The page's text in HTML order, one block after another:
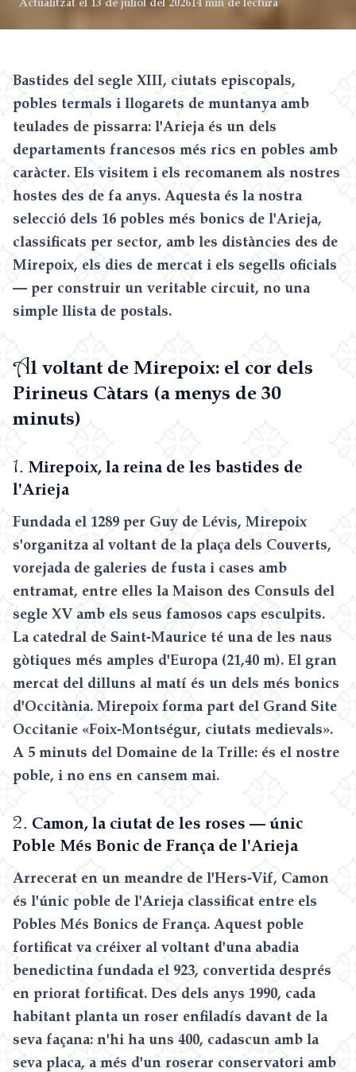
Bastides del segle XIII, ciutats episcopals,
pobles termals i llogarets de muntanya amb
teulades de pissarra: l'Arieja és un dels
departaments francesos més rics en pobles amb
caràcter. Els visitem i els recomanem als nostres
hostes des de fa anys. Aquesta és la nostra
selecció dels 16 pobles més bonics de l'Arieja,
classificats per sector, amb les distàncies des de
Mirepoix, els dies de mercat i els segells oficials
— per construir un veritable circuit, no una
simple llista de postals.
Al voltant de Mirepoix: el cor dels
Pirineus Càtars (a menys de 30
minuts)
1. Mirepoix, la reina de les bastides de
l'Arieja
Fundada el 1289 per Guy de Lévis, Mirepoix
s'organitza al voltant de la plaça dels Couverts,
vorejada de galeries de fusta i cases amb
entramat, entre elles la Maison des Consuls del
segle XV amb els seus famosos caps esculpits.
La catedral de Saint-Maurice té una de les naus
gòtiques més amples d'Europa (21,40 m). El gran
mercat del dilluns al matí és un dels més bonics
d'Occitània. Mirepoix forma part del Grand Site
Occitanie «Foix-Montségur, ciutats medievals».
A 5 minuts del Domaine de la Trille: és el nostre
poble, i no ens en cansem mai.
2. Camon, la ciutat de les roses — únic
Poble Més Bonic de França de l'Arieja
Arrecerat en un meandre de l'Hers-Vif, Camon
és l'únic poble de l'Arieja classificat entre els
Pobles Més Bonics de França. Aquest poble
fortificat va créixer al voltant d'una abadia
benedictina fundada el 923, convertida després
en priorat fortificat. Des dels anys 1990, cada
habitant planta un roser enfiladís davant de la
seva façana: n'hi ha uns 400, cadascun amb la
seva placa, a més d'un roserar conservatori amb